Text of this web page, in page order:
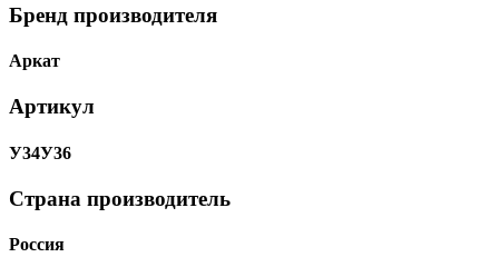
Бренд производителя
Аркат
Артикул
У34У36
Страна производитель
Россия